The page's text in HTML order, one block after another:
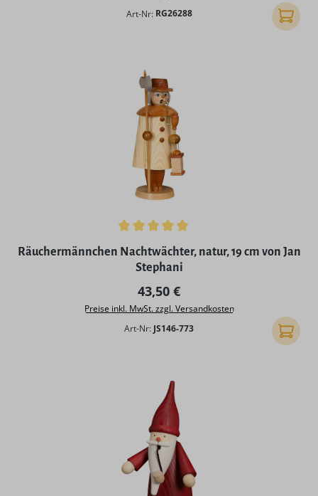
Art-Nr: RG26288 In den
Durchschnittliche Bewertung von 4.9 von 5 Sternen
Räuchermännchen Nachtwächter, natur, 19 cm von Jan
Stephani
Regulärer Preis:
43,50 €
Preise inkl. MwSt. zzgl. Versandkosten
Art-Nr: JS146-773 In den